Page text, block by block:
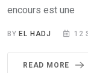
encours est une
BY EL HADJ 12
READ MORE